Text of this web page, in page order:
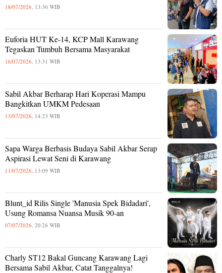
18/07/2026, 13:36 WIB
Euforia HUT Ke-14, KCP Mall Karawang
Tegaskan Tumbuh Bersama Masyarakat
16/07/2026, 13:31 WIB
Sabil Akbar Berharap Hari Koperasi Mampu
Bangkitkan UMKM Pedesaan
13/07/2026, 14:23 WIB
Sapa Warga Berbasis Budaya Sabil Akbar Serap
Aspirasi Lewat Seni di Karawang
11/07/2026, 13:09 WIB
Blunt_id Rilis Single 'Manusia Spek Bidadari',
Usung Romansa Nuansa Musik 90-an
07/07/2026, 20:26 WIB
Charly ST12 Bakal Guncang Karawang Lagi
Bersama Sabil Akbar, Catat Tanggalnya!